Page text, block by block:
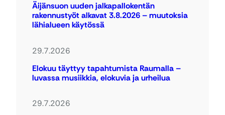
Äijänsuon uuden jalkapallokentän
rakennustyöt alkavat 3.8.2026 – muutoksia
lähialueen käytössä
29.7.2026
Elokuu täyttyy tapahtumista Raumalla –
luvassa musiikkia, elokuvia ja urheilua
29.7.2026